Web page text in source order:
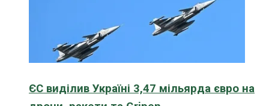
ЄС виділив Україні 3,47 мільярда євро на